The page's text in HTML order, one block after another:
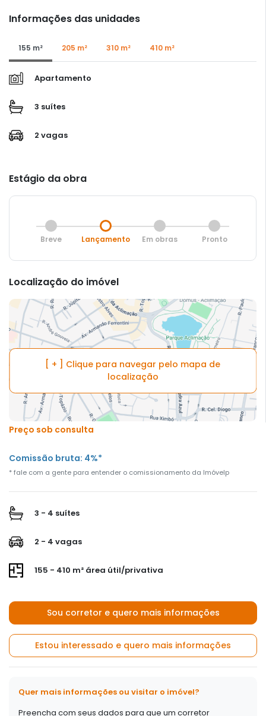
Informações das unidades
155 m² 205 m² 310 m² 410 m²
Apartamento
3 suítes
2 vagas
Estágio da obra
Breve Lançamento Em obras Pronto
Localização do imóvel
[ + ] Clique para navegar pelo mapa de
localização
Preço sob consulta
Comissão bruta: 4%*
* fale com a gente para entender o comissionamento da Imóvelp
3 - 4 suítes
2 - 4 vagas
155 - 410 m² área útil/privativa
Sou corretor e quero mais informações
Estou interessado e quero mais informações
Quer mais informações ou visitar o imóvel?
Preencha com seus dados para que um corretor